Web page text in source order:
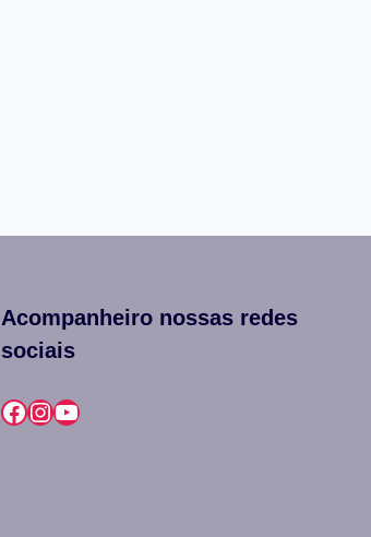
Acompanheiro nossas redes
sociais
Facebook
Instagram
Youtube